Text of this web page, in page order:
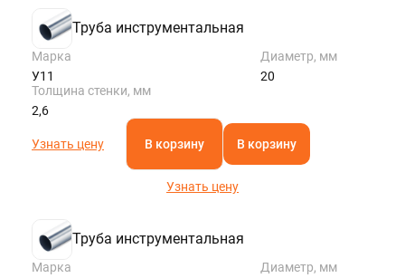
Труба инструментальная
Марка
У11
Диаметр, мм
20
Толщина стенки, мм
2,6
Узнать цену В корзину В корзину
Узнать цену
Труба инструментальная
Марка
Диаметр, мм